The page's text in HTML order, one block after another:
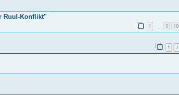
Ruul-Konflikt"
1 9 10
1 2